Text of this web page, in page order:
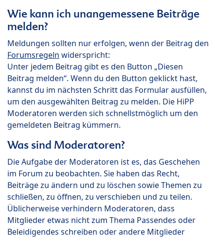
Wie kann ich unangemessene Beiträge
melden?
Meldungen sollten nur erfolgen, wenn der Beitrag den
Forumsregeln widerspricht:
Unter jedem Beitrag gibt es den Button „Diesen
Beitrag melden“. Wenn du den Button geklickt hast,
kannst du im nächsten Schritt das Formular ausfüllen,
um den ausgewählten Beitrag zu melden. Die HiPP
Moderatoren werden sich schnellstmöglich um den
gemeldeten Beitrag kümmern.
Was sind Moderatoren?
Die Aufgabe der Moderatoren ist es, das Geschehen
im Forum zu beobachten. Sie haben das Recht,
Beiträge zu ändern und zu löschen sowie Themen zu
schließen, zu öffnen, zu verschieben und zu teilen.
Üblicherweise verhindern Moderatoren, dass
Mitglieder etwas nicht zum Thema Passendes oder
Beleidigendes schreiben oder andere Mitglieder